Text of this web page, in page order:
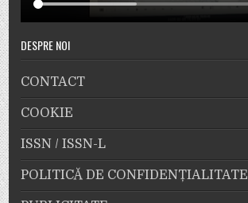
DESPRE NOI
CONTACT
COOKIE
ISSN / ISSN-L
POLITICĂ DE CONFIDENȚIALITATE